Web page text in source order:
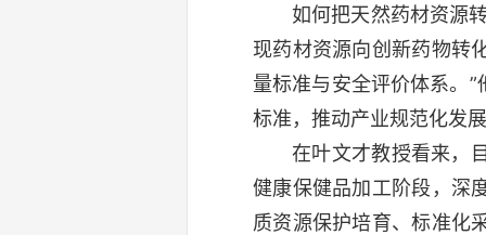
如何把天然药材资源
现药材资源向创新药物转
量标准与安全评价体系。
标准，推动产业规范化发
在叶文才教授看来，
健康保健品加工阶段，深
质资源保护培育、标准化